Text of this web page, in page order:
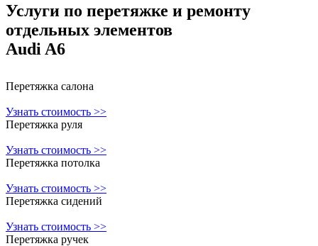
Услуги по перетяжке и ремонту
отдельных элементов
Audi A6
Перетяжка салона
Узнать стоимость >>
Перетяжка руля
Узнать стоимость >>
Перетяжка потолка
Узнать стоимость >>
Перетяжка сидений
Узнать стоимость >>
Перетяжка ручек